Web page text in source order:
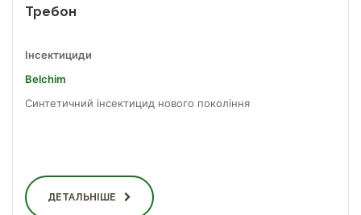
Требон
Інсектициди
Belchim
Синтетичний інсектицид нового покоління
ДЕТАЛЬНІШЕ